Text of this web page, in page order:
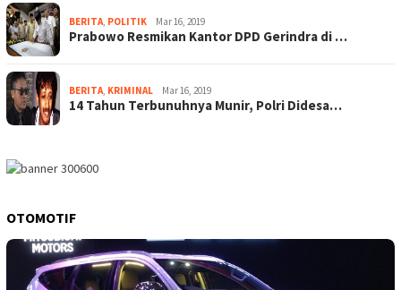
BERITA, POLITIK Mar 16, 2019
Prabowo Resmikan Kantor DPD Gerindra di …
BERITA, KRIMINAL Mar 16, 2019
14 Tahun Terbunuhnya Munir, Polri Didesa…
OTOMOTIF